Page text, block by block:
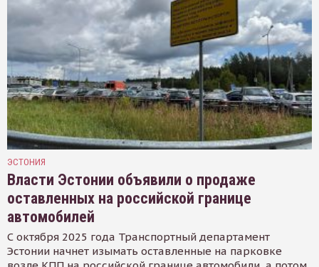
ЭСТОНИЯ
Власти Эстонии объявили о продаже
оставленных на российской границе
автомобилей
С октября 2025 года Транспортный департамент
Эстонии начнет изымать оставленные на парковке